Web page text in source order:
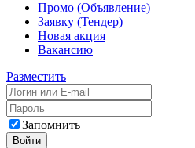
Промо (Объявление)
Заявку (Тендер)
Новая акция
Вакансию
Разместить
Запомнить
Войти